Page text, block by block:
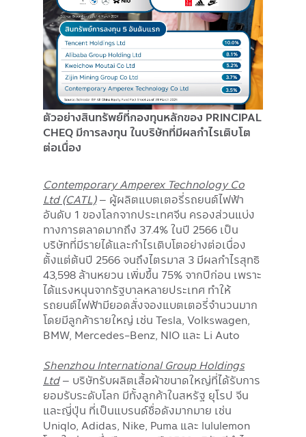
ตัวอย่างสินทรัพย์ที่กองทุนหลักของ PRINCIPAL
CHEQ มีการลงทุน ในบริษัทที่มีผลกำไรเติบโต
ต่อเนื่อง
Contemporary Amperex Technology Co
Ltd (CATL)– ผู้ผลิตแบตเตอรี่รถยนต์ไฟฟ้า
อันดับ 1 ของโลกจากประเทศจีน ครองส่วนแบ่ง
ทางการตลาดมากถึง 37.4% ในปี 2566 เป็น
บริษัทที่มีรายได้และกำไรเติบโตอย่างต่อเนื่อง
ตั้งแต่ต้นปี 2566 จนถึงไตรมาส 3 มีผลกำไรสุทธิ
43,598 ล้านหยวน เพิ่มขึ้น 75% จากปีก่อน เพราะ
ได้แรงหนุนจากรัฐบาลหลายประเทศ ทำให้
รถยนต์ไฟฟ้ามียอดสั่งจองแบตเตอรี่จำนวนมาก
โดยมีลูกค้ารายใหญ่ เช่น Tesla, Volkswagen,
BMW, Mercedes-Benz, NIO และ Li Auto
Shenzhou International Group Holdings
Ltd– บริษัทรับผลิตเสื้อผ้าขนาดใหญ่ที่ได้รับการ
ยอมรับระดับโลก มีทั้งลูกค้าในสหรัฐ ยุโรป จีน
และญี่ปุ่น ที่เป็นแบรนด์ชื่อดังมากมาย เช่น
Uniqlo, Adidas, Nike, Puma และ lululemon